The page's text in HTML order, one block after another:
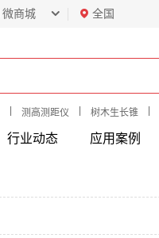
微商城 全国
测高测距仪 树木生长锥
行业动态 应用案例